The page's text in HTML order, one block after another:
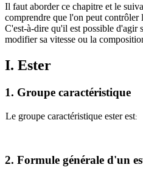
Il faut aborder ce chapitre et le
comprendre que l'on peut contrôler
C'est-à-dire qu'il est possible d'agir
modifier sa vitesse ou la
I. Ester
1. Groupe caractéristique
Le groupe caractéristique ester est:
2. Formule générale d'un